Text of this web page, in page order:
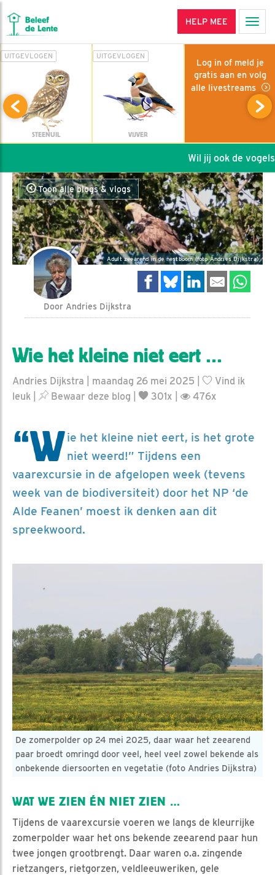
HELP MEE
UITGEVLOGEN
STEENUIL
UITGEVLOGEN
VIJVER
Log in of meld je
gratis aan en volg
alle livestreams
Wil jij ook de vogels
Toon alle blogs & vlogs
Adult zeearend in de nestboom (foto Andries Dijkstra)
Door Andries Dijkstra
Wie het kleine niet eert …
Andries Dijkstra | maandag 26 mei 2025 |
Vind ik
leuk
Bewaar deze blog 301x | 476x
“Wie het kleine niet eert, is het grote
niet weerd!” Tijdens een
vaarexcursie in de afgelopen week (tevens
week van de biodiversiteit) door het NP ‘de
Alde Feanen’ moest ik denken aan dit
spreekwoord.
De zomerpolder op 24 mei 2025, daar waar het zeearend
paar broedt omringd door veel, heel veel zowel bekende als
onbekende diersoorten en vegetatie (foto Andries Dijkstra)
WAT WE ZIEN ÉN NIET ZIEN …
Tijdens de vaarexcursie voeren we langs de kleurrijke
zomerpolder waar het ons bekende zeearend paar hun
twee jongen grootbrengt. Daar waren o.a. zingende
rietzangers, rietgorzen, veldleeuweriken, gele